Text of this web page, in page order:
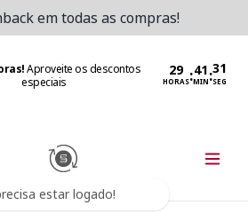
em todas as compras!
Aproveite os descontos
especiais
HORAS:MIN:SEG
estar logado!